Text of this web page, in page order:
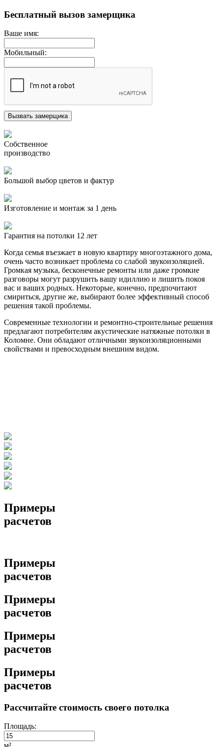
Бесплатный вызов замерщика
Ваше имя:
Мобильный:
Собственное
производство
Большой выбор цветов и фактур
Изготовление и монтаж за 1 день
Гарантия на потолки 12 лет
Когда семья въезжает в новую квартиру многоэтажного дома,
очень часто возникает проблема со слабой звукоизоляцией.
Громкая музыка, бесконечные ремонты или даже громкие
разговоры могут разрушить вашу идиллию и лишить покоя
вас и ваших родных. Некоторые, конечно, предпочитают
смириться, другие же, выбирают более эффективный способ
решения такой проблемы.
Современные технологии и ремонтно-строительные решения
предлагают потребителям акустические натяжные потолки в
Коломне. Они обладают отличными звукоизоляционными
свойствами и превосходным внешним видом.
Примеры
расчетов
Примеры
расчетов
Примеры
расчетов
Примеры
расчетов
Примеры
расчетов
Рассчитайте стоимость своего потолка
Площадь: